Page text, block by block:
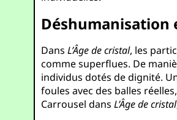
Déshumanisation
DansL’Âge de cristal, les
comme superflues. De
individus dotés de dignité.
foules avec des balles
Carrousel dansL’Âge de cristal